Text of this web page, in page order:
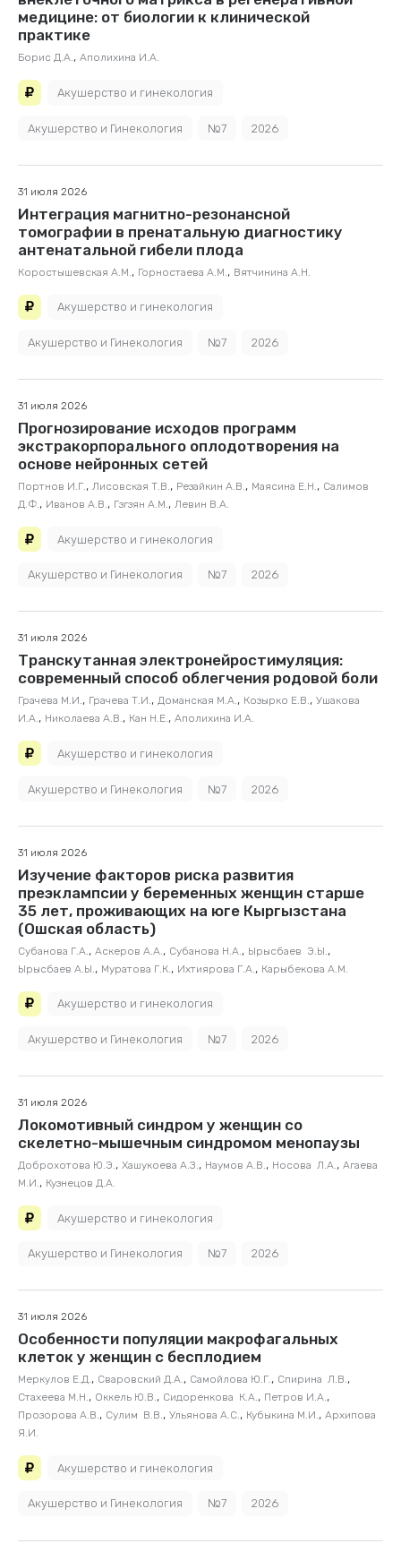
медицине: от биологии к клинической
практике
Борис Д.А., Аполихина И.А.
Акушерство и гинекология
Акушерство и Гинекология №7 2026
31 июля 2026
Интеграция магнитно-резонансной
томографии в пренатальную диагностику
антенатальной гибели плода
Коростышевская А.М. , Горностаева А.М. , Вятчинина А.Н.
Акушерство и гинекология
Акушерство и Гинекология №7 2026
31 июля 2026
Прогнозирование исходов программ
экстракорпорального оплодотворения на
основе нейронных сетей
Портнов И.Г., Лисовская Т.В., Резайкин А.В., Маясина Е.Н., Салимов
Д.Ф., Иванов А.В., Гзгзян А.М., Левин В.А.
Акушерство и гинекология
Акушерство и Гинекология №7 2026
31 июля 2026
Транскутанная электронейростимуляция:
современный способ облегчения родовой боли
Грачева М.И., Грачева Т.И., Доманская М.А., Козырко Е.В., Ушакова
И.А., Николаева А.В., Кан Н.Е., Аполихина И.А.
Акушерство и гинекология
Акушерство и Гинекология №7 2026
31 июля 2026
Изучение факторов риска развития
преэклампсии у беременных женщин старше
35 лет, проживающих на юге Кыргызстана
(Ошская область)
Субанова Г.А. , Аскеров А.А. , Субанова Н.А. , Ырысбаев Э.Ы. ,
Ырысбаев А.Ы. , Муратова Г.К. , Ихтиярова Г.А. , Карыбекова А.М.
Акушерство и гинекология
Акушерство и Гинекология №7 2026
31 июля 2026
Локомотивный синдром у женщин со
скелетно-мышечным синдромом менопаузы
Доброхотова Ю.Э., Хашукоева А.З., Наумов А.В., Носова Л.А., Агаева
М.И., Кузнецов Д.А.
Акушерство и гинекология
Акушерство и Гинекология №7 2026
31 июля 2026
Особенности популяции макрофагальных
клеток у женщин с бесплодием
Меркулов Е.Д., Сваровский Д.А., Самойлова Ю.Г., Спирина Л.В.,
Стахеева М.Н., Оккель Ю.В., Cидоренкова К.А., Петров И.А.,
Прозорова А.В., Сулим В.В., Ульянова А.С., Кубыкина М.И., Архипова
Я.И.
Акушерство и гинекология
Акушерство и Гинекология №7 2026